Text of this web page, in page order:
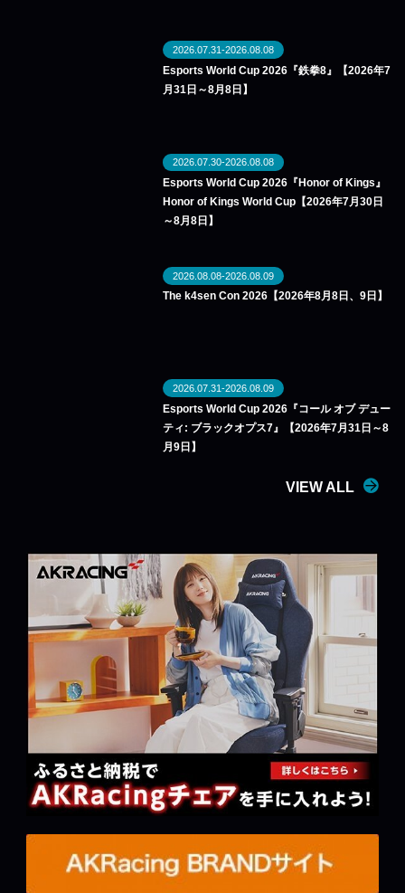
2026.07.31-2026.08.08
Esports World Cup 2026『鉄拳8』【2026年7
月31日～8月8日】
2026.07.30-2026.08.08
Esports World Cup 2026『Honor of Kings』
Honor of Kings World Cup【2026年7月30日
～8月8日】
2026.08.08-2026.08.09
The k4sen Con 2026【2026年8月8日、9日】
2026.07.31-2026.08.09
Esports World Cup 2026『コール オブ デュー
ティ: ブラックオプス7』【2026年7月31日～8
月9日】
VIEW ALL